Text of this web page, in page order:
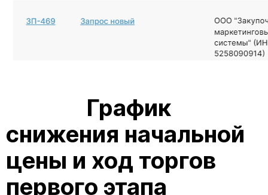
График
снижения начальной
цены и ход торгов
первого этапа